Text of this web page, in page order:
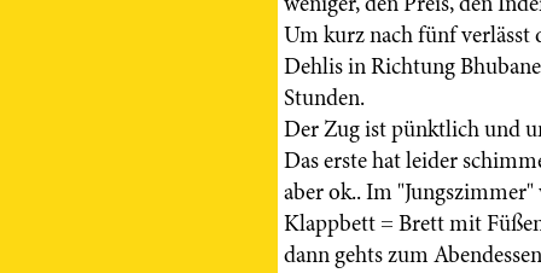
Um kurz nach fünf verlässt
Dehlis in Richtung
Stunden.
Der Zug ist pünktlich und
Das erste hat leider
aber ok.. Im
Klappbett = Brett mit
dann gehts zum